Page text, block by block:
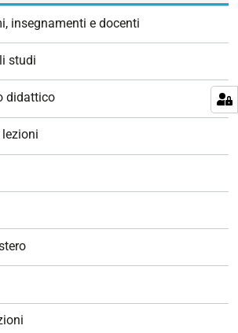
insegnamenti e docenti
studi
didattico
lezioni